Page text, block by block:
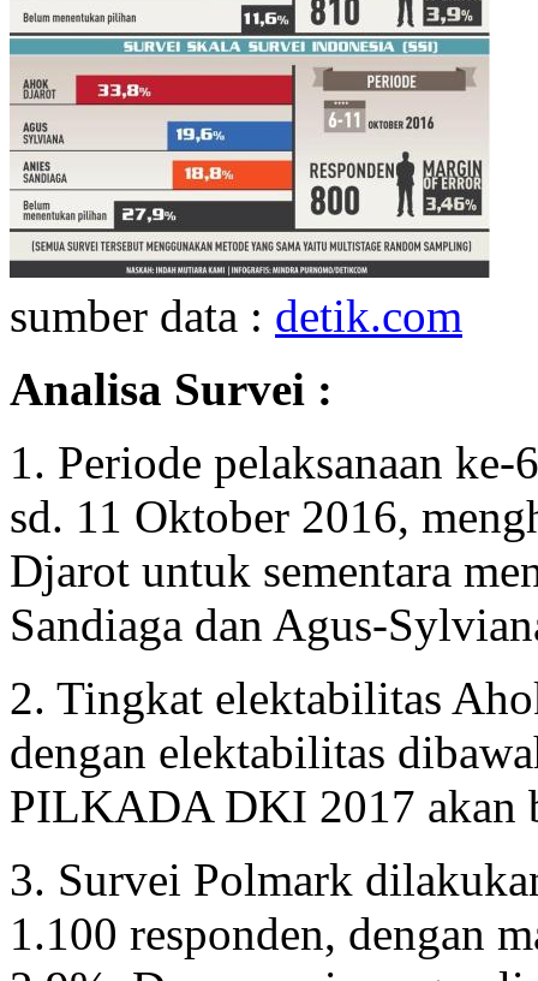
sumber data : detik.com
Analisa Survei :
1. Periode pelaksanaan
sd. 11 Oktober 2016,
Djarot untuk sementara
Sandiaga dan Agus-
2. Tingkat elektabilitas
dengan elektabilitas
PILKADA DKI 2017 akan
3. Survei Polmark
1.100 responden, dengan